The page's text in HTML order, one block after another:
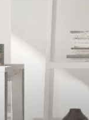
購買訂